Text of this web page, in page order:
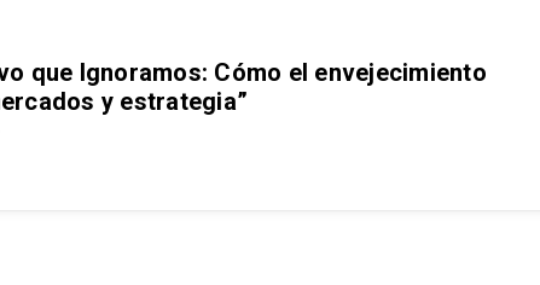
que Ignoramos: Cómo el envejecimiento
y estrategia”